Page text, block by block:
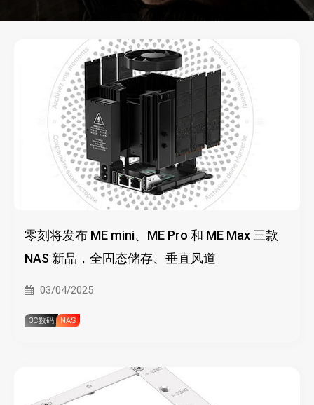
零刻将发布 ME mini、ME Pro 和 ME Max 三款
NAS 新品，全固态储存、垂直风道
03/04/2025
3C数码 NAS